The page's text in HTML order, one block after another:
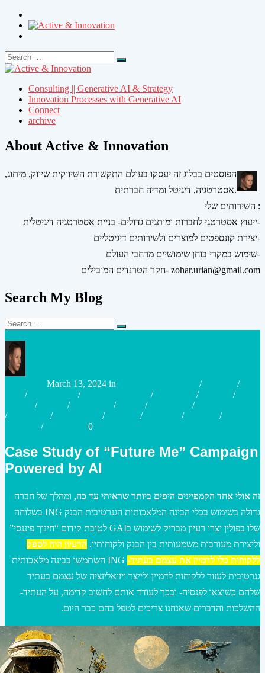
Search
for:
Search
Consulting || Generative AI & Strategy
Innovation Processes with Generative AI
Connect
archive
About Active & Innovation
הפוסטים בבלוג זה יעסקו בעולם התקשורת השיווקית שיווק, מיתוג,
אסטרטגיה, דיגיטל ומדיה חברתית.
השירותים שלי :
ייעוץ אסטרטגי לחברות ומותגים גדולים- בניית אסטרטגיה דיגיטלית-
יצירת קונספטים למוצרים ולשירותים דיגיטליים-
שימוש במקרי בוחן שימושיים מרחבי העולם-
חקר הטרנדים המובילים- zohar.urian@gmail.com
Search My Blog
Search
for:
Search
March 13, 2024 in / /
/ / / /
/
/ / / / /
/
/ / / / /
/ 0
Case Study of “Future Me” Campaign
Powered by AI
זה אולי אחד הקמפיינים היפים ביותר שראיתי עד כה, ומהלך של חברה
גדולה בשימוש בכלי הבינה המלאכותית הגנרטיבית הבנק ING בשלוחה
שלו בפולין יצרו רעיון מבריק לשימוש בGAI לטובת קידום “חינוך פיננסי”
וליצירת מעורבות משמעותית בין הבנק ולקוחותיו. הרעיון היה לספק
ללקוחות כלי לדמיין את עצמם בעתיד-
ING השתמשו בבינה מלאכותית
גנרטיבית לעזור ללקוחות לדמיין ולייצר ויזואליזציה של עצמם בעתיד
שלהם כשיצאו לפנסיה- ובכך לעודד אותם לחשוב קדימה, על העתיד-
ההשלכות והדברים שאנחנו צריכים לטפל בהם כבר היום.